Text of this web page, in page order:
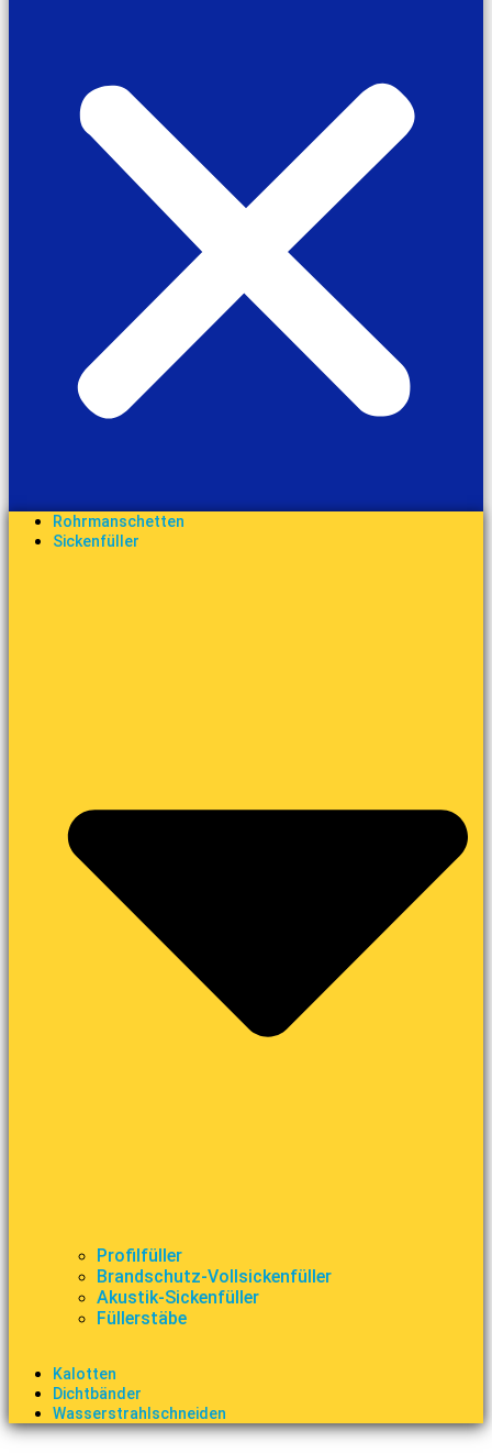
Rohrmanschetten
Sickenfüller
Profilfüller
Brandschutz-Vollsickenfüller
Akustik-Sickenfüller
Füllerstäbe
Kalotten
Dichtbänder
Wasserstrahlschneiden